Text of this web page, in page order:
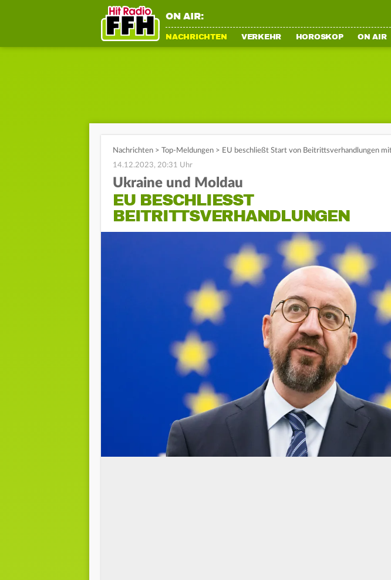
ON AIR:
NACHRICHTEN VERKEHR HOROSKOP ON AIR
Nachrichten > Top-Meldungen > EU beschließt Start von Beitrittsverhandlungen
14.12.2023, 20:31 Uhr
Ukraine und Moldau
EU BESCHLIESST B
EITRITTSVERHANDLUNGEN